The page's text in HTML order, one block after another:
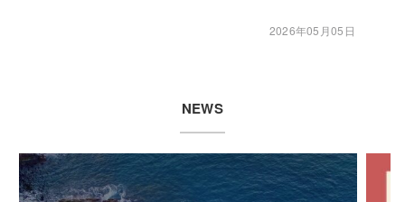
2026年05月05日
NEWS